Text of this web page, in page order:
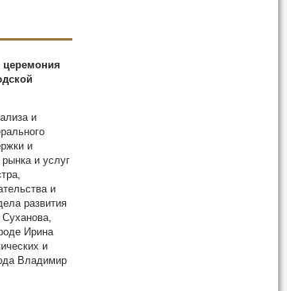
церемония
и
и
и услуг
и
развития
Ирина
и
Владимир